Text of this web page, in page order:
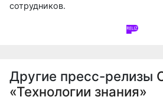
сотрудников.
Другие пресс-релизы
«Технологии знания»